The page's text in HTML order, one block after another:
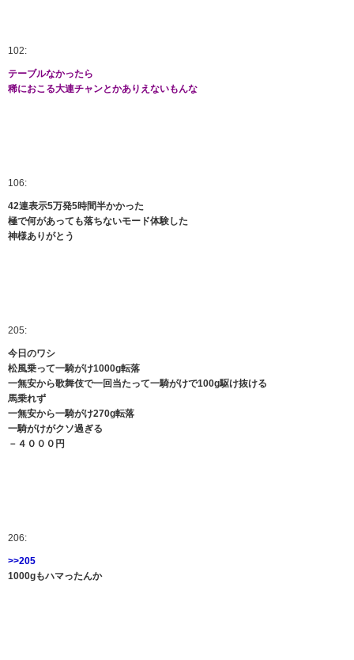
102:
テーブルなかったら
稀におこる大連チャンとかありえないもんな
106:
42連表示5万発5時間半かかった
極で何があっても落ちないモード体験した
神様ありがとう
205:
今日のワシ
松風乗って一騎がけ1000g転落
一無安から歌舞伎で一回当たって一騎がけで100g駆け抜ける
馬乗れず
一無安から一騎がけ270g転落
一騎がけがクソ過ぎる
－４０００円
206:
>>205
1000gもハマったんか